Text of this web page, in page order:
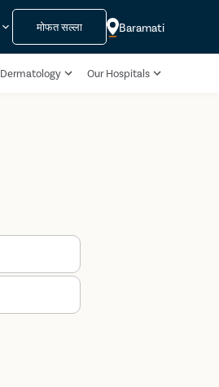
मोफत सल्ला Baramati
Dermatology Our Hospitals